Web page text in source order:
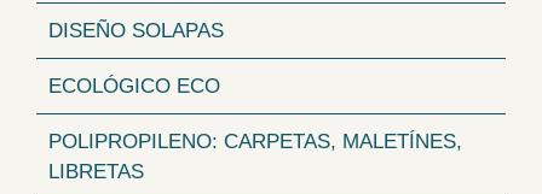
DISEÑO SOLAPAS
ECOLÓGICO ECO
POLIPROPILENO: CARPETAS, MALETÍNES,
LIBRETAS